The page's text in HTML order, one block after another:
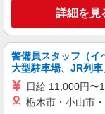
キープ
株式会社kotrio /●KB-
詳細を見
警備員スタッフ（イ
大型駐車場、JR列車
日給 11,000円〜
栃木市・小山市